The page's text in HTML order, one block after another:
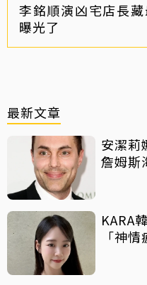
李銘順演凶宅店長
曝光了
最新文章
安潔莉
詹姆斯
KARA
「神